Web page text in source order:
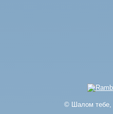
© Шалом тебе,